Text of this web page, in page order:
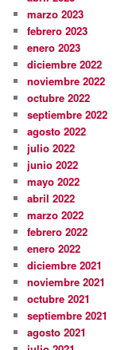
marzo 2023
febrero 2023
enero 2023
diciembre 2022
noviembre 2022
octubre 2022
septiembre 2022
agosto 2022
julio 2022
junio 2022
mayo 2022
abril 2022
marzo 2022
febrero 2022
enero 2022
diciembre 2021
noviembre 2021
octubre 2021
septiembre 2021
agosto 2021